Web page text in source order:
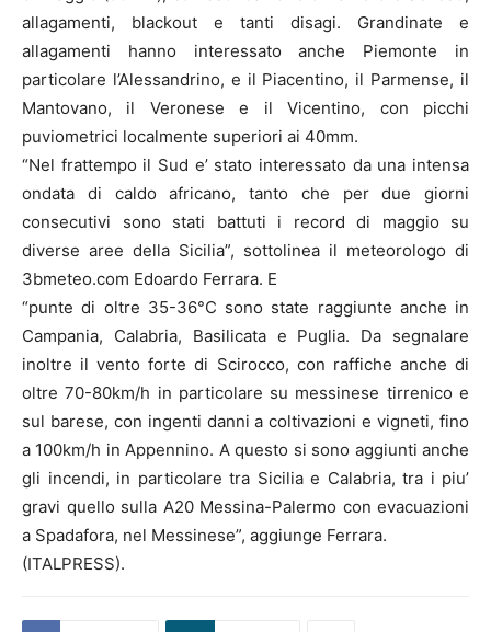
allagamenti, blackout e tanti disagi. Grandinate e
allagamenti hanno interessato anche Piemonte in
particolare l’Alessandrino, e il Piacentino, il Parmense, il
Mantovano, il Veronese e il Vicentino, con picchi
puviometrici localmente superiori ai 40mm.
“Nel frattempo il Sud e’ stato interessato da una intensa
ondata di caldo africano, tanto che per due giorni
consecutivi sono stati battuti i record di maggio su
diverse aree della Sicilia”, sottolinea il meteorologo di
3bmeteo.com Edoardo Ferrara. E
“punte di oltre 35-36°C sono state raggiunte anche in
Campania, Calabria, Basilicata e Puglia. Da segnalare
inoltre il vento forte di Scirocco, con raffiche anche di
oltre 70-80km/h in particolare su messinese tirrenico e
sul barese, con ingenti danni a coltivazioni e vigneti, fino
a 100km/h in Appennino. A questo si sono aggiunti anche
gli incendi, in particolare tra Sicilia e Calabria, tra i piu’
gravi quello sulla A20 Messina-Palermo con evacuazioni
a Spadafora, nel Messinese”, aggiunge Ferrara.
(ITALPRESS).